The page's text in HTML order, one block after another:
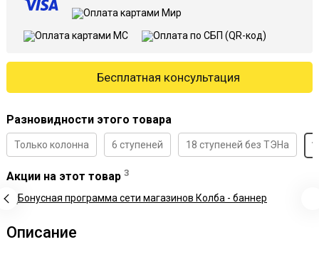
Бесплатная консультация
Разновидности этого товара
Только колонна 6 ступеней 18 ступеней без ТЭНа
Акции на этот товар 3
Описание